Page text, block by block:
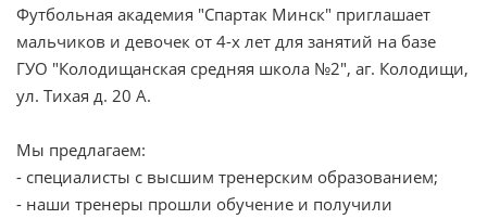
Футбольная академия "Спартак Минск" приглашает
мальчиков и девочек от 4-х лет для занятий на базе
ГУО "Колодищанская средняя школа №2", аг. Колодищи,
ул. Тихая д. 20 А.
Мы предлагаем:
- специалисты с высшим тренерским образованием;
- наши тренеры прошли обучение и получили